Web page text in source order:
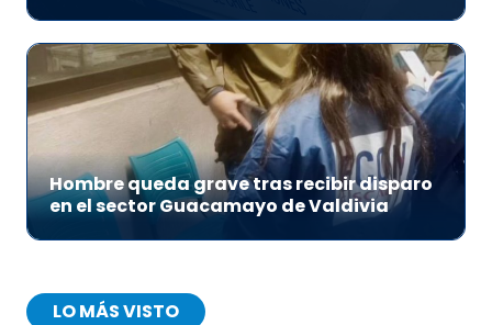
Hombre queda grave tras recibir disparo
en el sector Guacamayo de Valdivia
LO MÁS VISTO